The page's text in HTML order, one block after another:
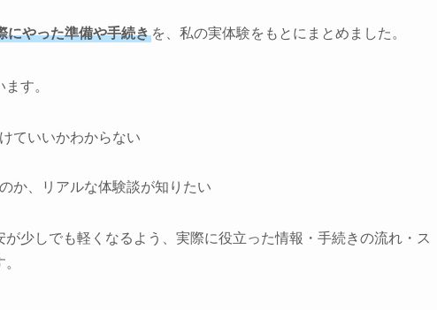
にやった準備や手続き を、私の実体験をもとにまとめました。
す。
ていいかわからない
か、リアルな体験談が知りたい
少しでも軽くなるよう、実際に役立った情報・手続きの流れ・ス